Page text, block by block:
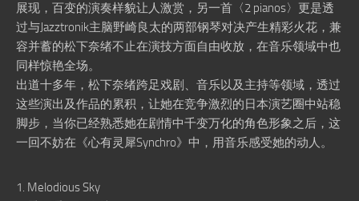
展现，百变的演奏样貌让人激赏，另一首〈2 pianos〉更是透
过与Jazztronik主脑野崎良太的两部钢琴对决产生精彩火花，兼
容并蓄的松下奈绪不止在演技方面自由收放，在音乐领域中也
同样惊艳全场。
出道十多年，松下奈绪跨足戏剧、音乐以及主持等领域，透过
这些演出及作品的累积，让她在竞争激烈的日本演艺圈中站稳
脚步，当你已经熟悉她在剧情中千变万化的角色形象之后，这
一回不妨在《心有灵犀Synchro》中，用音乐感受她的动人。
1. Melodious Sky